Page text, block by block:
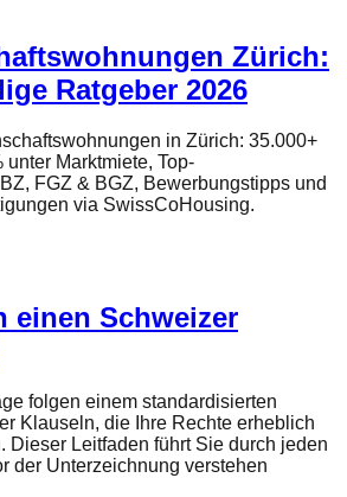
Zürich:
Ratgeber 2026
in Zürich: 35.000+
Marktmiete, Top-
FGZ & BGZ, Bewerbungstipps und
via SwissCoHousing.
einen Schweizer
folgen einem standardisierten
Klauseln, die Ihre Rechte erheblich
Dieser Leitfaden führt Sie durch jeden
der Unterzeichnung verstehen